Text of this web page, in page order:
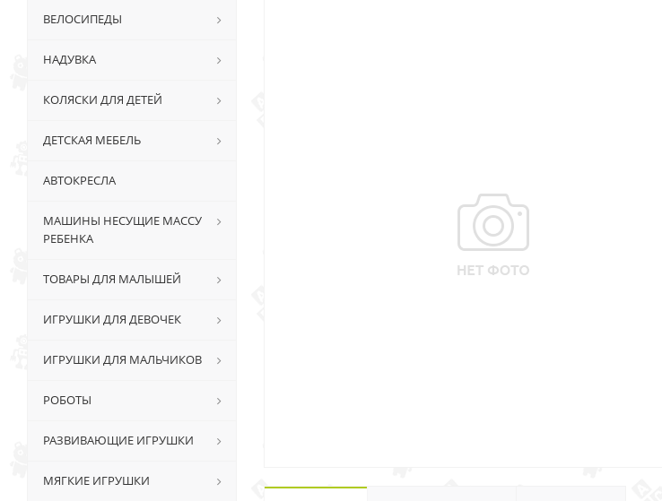
ВЕЛОСИПЕДЫ
НАДУВКА
КОЛЯСКИ ДЛЯ ДЕТЕЙ
ДЕТСКАЯ МЕБЕЛЬ
АВТОКРЕСЛА
МАШИНЫ НЕСУЩИЕ МАССУ
РЕБЕНКА
ТОВАРЫ ДЛЯ МАЛЫШЕЙ
ИГРУШКИ ДЛЯ ДЕВОЧЕК
ИГРУШКИ ДЛЯ МАЛЬЧИКОВ
РОБОТЫ
РАЗВИВАЮЩИЕ ИГРУШКИ
МЯГКИЕ ИГРУШКИ